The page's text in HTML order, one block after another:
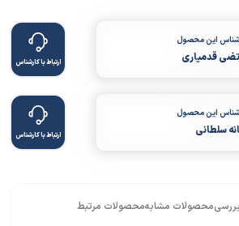
این محصول
قدمیاری ارتباط با کارشناس
این محصول
سلطانی ارتباط با کارشناس
محصولات مشابهمحصولات مرتبط